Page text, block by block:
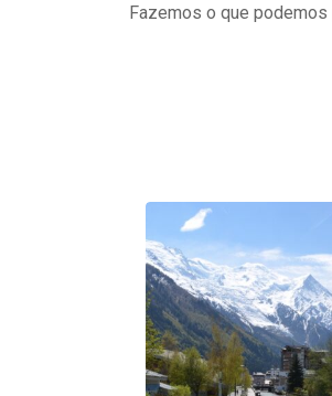
Fazemos o que